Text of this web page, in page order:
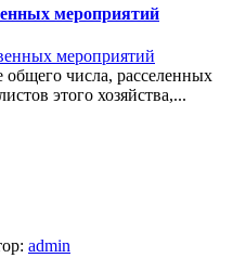
мероприятий
общего числа, расселенных
этого хозяйства,...
admin